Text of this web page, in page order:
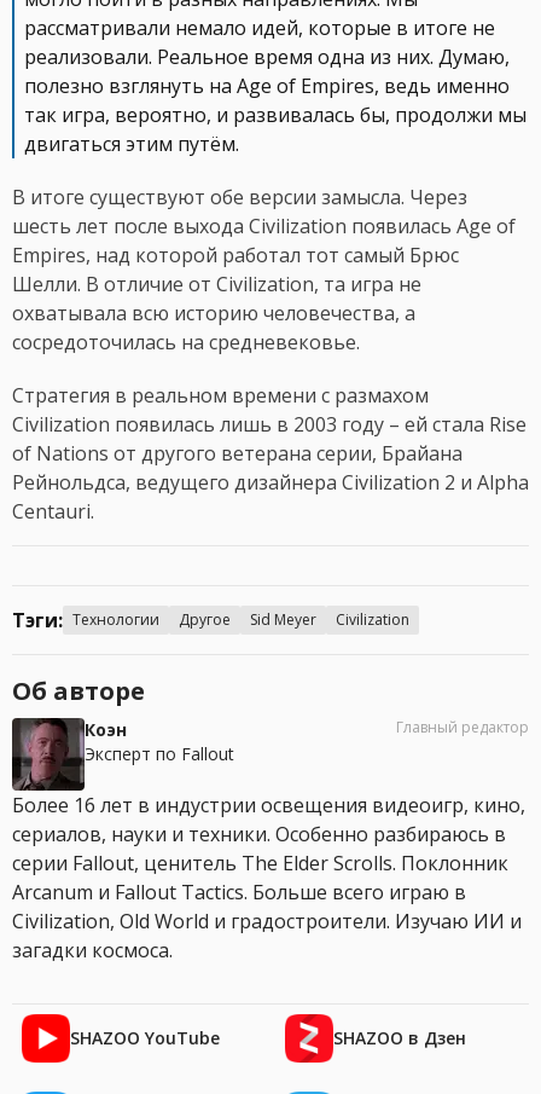
рассматривали немало идей, которые в итоге не
реализовали. Реальное время одна из них. Думаю,
полезно взглянуть на Age of Empires, ведь именно
так игра, вероятно, и развивалась бы, продолжи мы
двигаться этим путём.
В итоге существуют обе версии замысла. Через
шесть лет после выхода Civilization появилась Age of
Empires, над которой работал тот самый Брюс
Шелли. В отличие от Civilization, та игра не
охватывала всю историю человечества, а
сосредоточилась на средневековье.
Стратегия в реальном времени с размахом
Civilization появилась лишь в 2003 году – ей стала Rise
of Nations от другого ветерана серии, Брайана
Рейнольдса, ведущего дизайнера Civilization 2 и Alpha
Centauri.
Тэги: Технологии Другое Sid Meyer Civilization
Об авторе
Коэн
Эксперт по Fallout
Главный редактор
Более 16 лет в индустрии освещения видеоигр, кино,
сериалов, науки и техники. Особенно разбираюсь в
серии Fallout, ценитель The Elder Scrolls. Поклонник
Arcanum и Fallout Tactics. Больше всего играю в
Civilization, Old World и градостроители. Изучаю ИИ и
загадки космоса.
SHAZOO YouTube SHAZOO в Дзен